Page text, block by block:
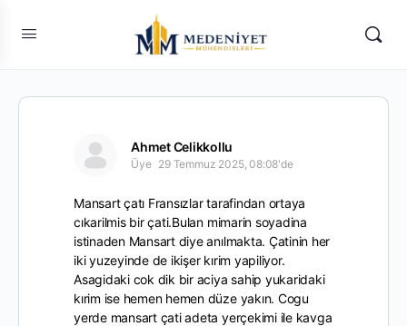
Ahmet Celikkollu
Üye 29 Temmuz 2025, 08:08'de
Mansart çatı Fransızlar tarafindan ortaya
cıkarilmis bir çati.Bulan mimarin soyadina
istinaden Mansart diye anılmakta. Çatinin her
iki yuzeyinde de ikişer kırim yapiliyor.
Asagidaki cok dik bir aciya sahip yukaridaki
kırim ise hemen hemen düze yakın. Cogu
yerde mansart çati adeta yerçekimi ile kavga